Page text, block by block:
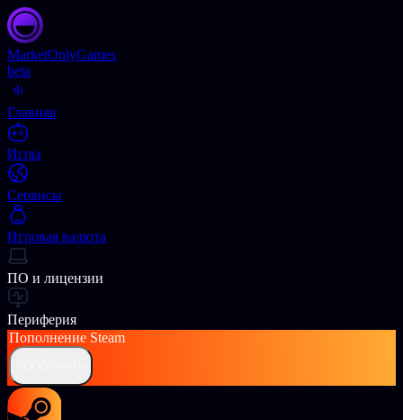
MarketOnlyGames
beta
Главная
Игры
Сервисы
Игровая валюта
ПО и лицензии
Периферия
Пополнение Steam